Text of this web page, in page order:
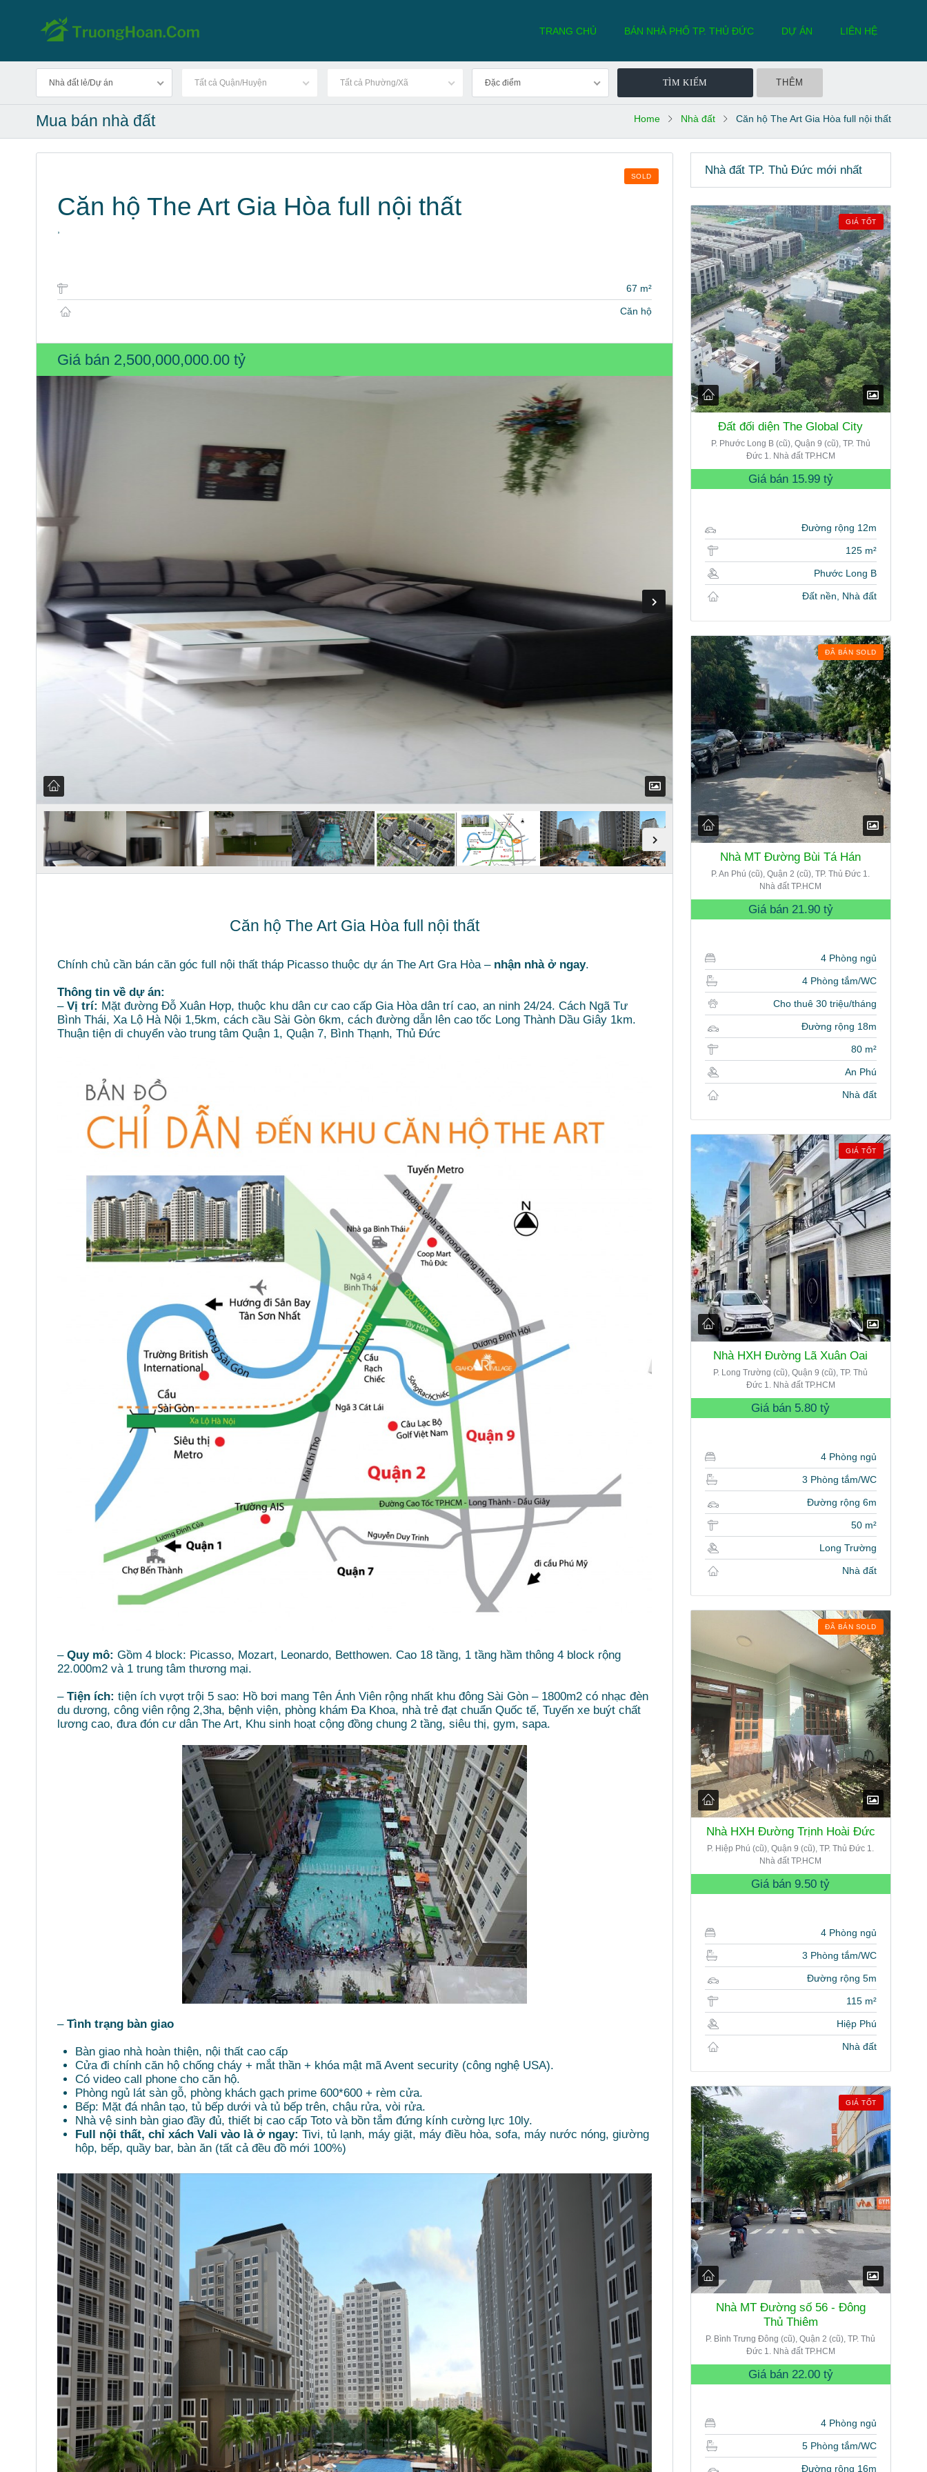
TRANG CHỦ BÁN NHÀ PHỐ TP. THỦ ĐỨC DỰ ÁN LIÊN HỆ
Nhà đất lẻ/Dự án Tất cả Quận/Huyện Tất cả Phường/Xã Đặc điểm THÊM
Mua bán nhà đất Home Nhà đất Căn hộ The Art Gia Hòa full nội thất
SOLD
Căn hộ The Art Gia Hòa full nội thất
67 m²
Căn hộ
Giá bán 2,500,000,000.00 tỷ
Căn hộ The Art Gia Hòa full nội thất
Chính chủ cần bán căn góc full nội thất tháp Picasso thuộc dự án The Art Gra Hòa – nhận nhà ở ngay.
Thông tin về dự án:
– Vị trí: Mặt đường Đỗ Xuân Hợp, thuộc khu dân cư cao cấp Gia Hòa dân trí cao, an ninh 24/24. Cách Ngã Tư
Bình Thái, Xa Lộ Hà Nội 1,5km, cách cầu Sài Gòn 6km, cách đường dẫn lên cao tốc Long Thành Dầu Giây 1km.
Thuận tiện di chuyển vào trung tâm Quận 1, Quận 7, Bình Thạnh, Thủ Đức
– Quy mô: Gồm 4 block: Picasso, Mozart, Leonardo, Betthowen. Cao 18 tầng, 1 tầng hầm thông 4 block rộng
22.000m2 và 1 trung tâm thương mại.
– Tiện ích: tiện ích vựợt trội 5 sao: Hồ bơi mang Tên Ánh Viên rộng nhất khu đông Sài Gòn – 1800m2 có nhạc đèn
du dương, công viên rộng 2,3ha, bệnh viện, phòng khám Đa Khoa, nhà trẻ đạt chuẩn Quốc tế, Tuyến xe buýt chất
lương cao, đưa đón cư dân The Art, Khu sinh hoạt cộng đồng chung 2 tầng, siêu thị, gym, sapa.
– Tình trạng bàn giao
Bàn giao nhà hoàn thiện, nội thất cao cấp
Cửa đi chính căn hộ chống cháy + mắt thần + khóa mật mã Avent security (công nghệ USA).
Có video call phone cho căn hộ.
Phòng ngủ lát sàn gỗ, phòng khách gạch prime 600*600 + rèm cửa.
Bếp: Mặt đá nhân tạo, tủ bếp dưới và tủ bếp trên, chậu rửa, vòi rửa.
Nhà vệ sinh bàn giao đầy đủ, thiết bị cao cấp Toto và bồn tắm đứng kính cường lực 10ly.
Full nội thất, chỉ xách Vali vào là ở ngay: Tivi, tủ lạnh, máy giặt, máy điều hòa, sofa, máy nước nóng, giường
hộp, bếp, quầy bar, bàn ăn (tất cả đều đồ mới 100%)
Nhà đất TP. Thủ Đức mới nhất
GIÁ TỐT
Đất đối diện The Global City
P. Phước Long B (cũ), Quận 9 (cũ), TP. Thủ
Đức 1. Nhà đất TP.HCM
Giá bán 15.99 tỷ
Đường rộng 12m
125 m²
Phước Long B
Đất nền, Nhà đất
ĐÃ BÁN SOLD
Nhà MT Đường Bùi Tá Hán
P. An Phú (cũ), Quận 2 (cũ), TP. Thủ Đức 1.
Nhà đất TP.HCM
Giá bán 21.90 tỷ
4 Phòng ngủ
4 Phòng tắm/WC
Cho thuê 30 triệu/tháng
Đường rộng 18m
80 m²
An Phú
Nhà đất
GIÁ TỐT
Nhà HXH Đường Lã Xuân Oai
P. Long Trường (cũ), Quận 9 (cũ), TP. Thủ
Đức 1. Nhà đất TP.HCM
Giá bán 5.80 tỷ
4 Phòng ngủ
3 Phòng tắm/WC
Đường rộng 6m
50 m²
Long Trường
Nhà đất
ĐÃ BÁN SOLD
Nhà HXH Đường Trịnh Hoài Đức
P. Hiệp Phú (cũ), Quận 9 (cũ), TP. Thủ Đức 1.
Nhà đất TP.HCM
Giá bán9.50 tỷ
4 Phòng ngủ
3 Phòng tắm/WC
Đường rộng 5m
115 m²
Hiệp Phú
Nhà đất
GIÁ TỐT
Nhà MT Đường số 56 - Đông
Thủ Thiêm
P. Bình Trưng Đông (cũ), Quận 2 (cũ), TP. Thủ
Đức 1. Nhà đất TP.HCM
Giá bán 22.00 tỷ
4 Phòng ngủ
5 Phòng tắm/WC
Đường rộng 16m